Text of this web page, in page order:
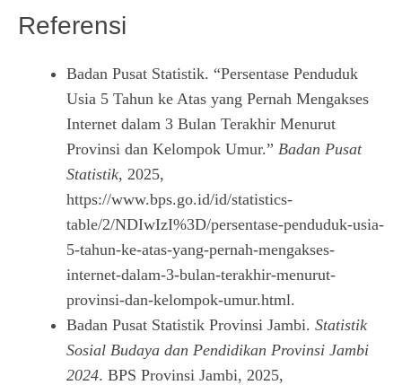
Referensi
Badan Pusat Statistik. “Persentase Penduduk
Usia 5 Tahun ke Atas yang Pernah Mengakses
Internet dalam 3 Bulan Terakhir Menurut
Provinsi dan Kelompok Umur.” Badan Pusat
Statistik, 2025,
https://www.bps.go.id/id/statistics-
table/2/NDIwIzI%3D/persentase-penduduk-usia-
5-tahun-ke-atas-yang-pernah-mengakses-
internet-dalam-3-bulan-terakhir-menurut-
provinsi-dan-kelompok-umur.html.
Badan Pusat Statistik Provinsi Jambi. Statistik
Sosial Budaya dan Pendidikan Provinsi Jambi
2024. BPS Provinsi Jambi, 2025,